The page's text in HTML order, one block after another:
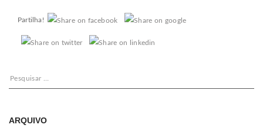
Partilha!
Pesquisar
por:
ARQUIVO